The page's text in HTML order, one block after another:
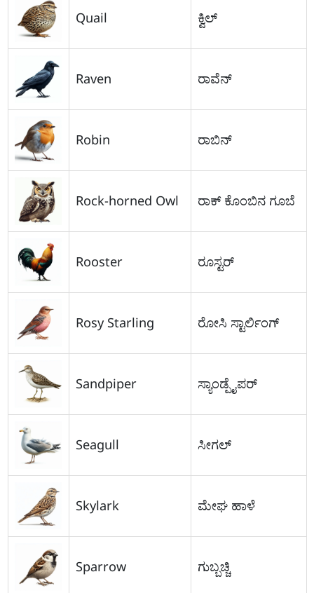
Quail ಕ್ವಿಲ್
Raven ರಾವೆನ್
Robin ರಾಬಿನ್
Rock-horned Owl ರಾಕ್ ಕೊಂಬಿನ ಗೂಬೆ
Rooster ರೂಸ್ಟರ್
Rosy Starling ರೋಸಿ ಸ್ಟಾರ್ಲಿಂಗ್
Sandpiper ಸ್ಯಾಂಡ್ಪೈಪರ್
Seagull ಸೀಗಲ್
Skylark ಮೇಘ ಹಾಳೆ
Sparrow ಗುಬ್ಬಚ್ಚಿ